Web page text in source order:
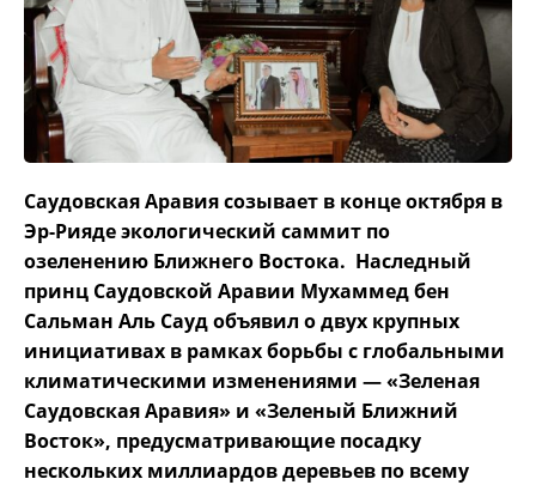
Саудовская Аравия созывает в конце октября в
Эр-Рияде экологический саммит по
озеленению Ближнего Востока. Наследный
принц Саудовской Аравии Мухаммед бен
Сальман Аль Сауд объявил о двух крупных
инициативах в рамках борьбы с глобальными
климатическими изменениями — «Зеленая
Саудовская Аравия» и «Зеленый Ближний
Восток», предусматривающие посадку
нескольких миллиардов деревьев по всему